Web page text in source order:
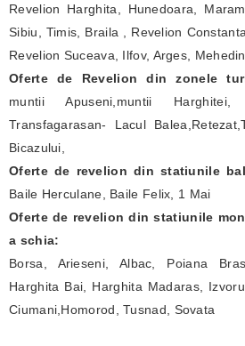
Revelion Harghita, Hunedoara,
Sibiu, Timis, Braila , Revelion
Revelion Suceava, Ilfov, Arges,
Oferte de Revelion din zonele
muntii Apuseni,muntii Harghitei,
Transfagarasan- Lacul
Bicazului,
Oferte de revelion din statiunile
Baile Herculane, Baile Felix, 1 Mai
Oferte de revelion din statiunile
a schia:
Borsa, Arieseni, Albac, Poiana
Harghita Bai, Harghita Madaras,
Ciumani,Homorod, Tusnad, Sovata